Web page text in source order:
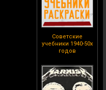
Советские
учебники 1940-50х
годов